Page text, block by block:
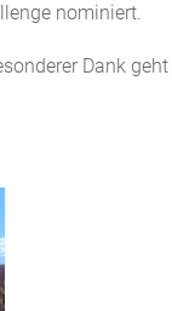
nominiert.
Dank